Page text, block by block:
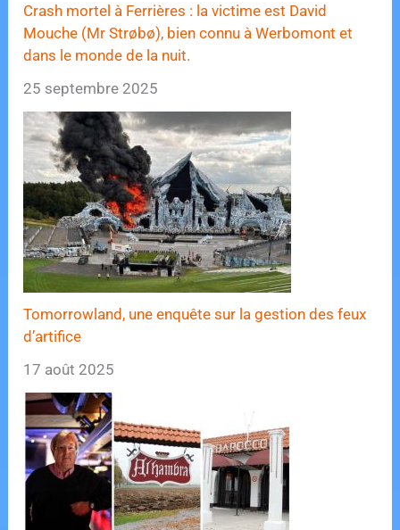
Crash mortel à Ferrières : la victime est David
Mouche (Mr Strøbø), bien connu à Werbomont et
dans le monde de la nuit.
25 septembre 2025
Tomorrowland, une enquête sur la gestion des feux
d’artifice
17 août 2025